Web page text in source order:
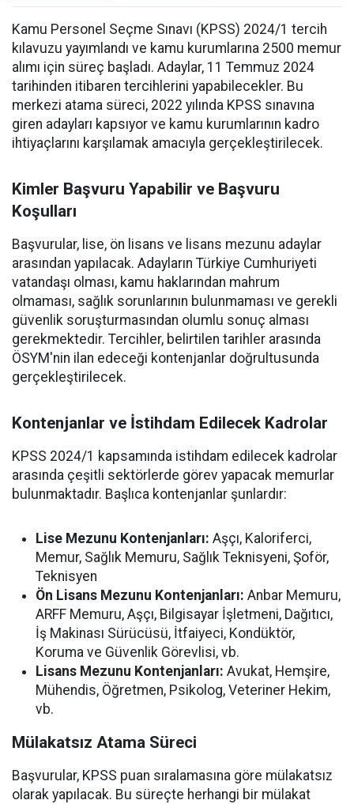
Kamu Personel Seçme Sınavı (KPSS) 2024/1 tercih
kılavuzu yayımlandı ve kamu kurumlarına 2500 memur
alımı için süreç başladı. Adaylar, 11 Temmuz 2024
tarihinden itibaren tercihlerini yapabilecekler. Bu
merkezi atama süreci, 2022 yılında KPSS sınavına
giren adayları kapsıyor ve kamu kurumlarının kadro
ihtiyaçlarını karşılamak amacıyla gerçekleştirilecek.
Kimler Başvuru Yapabilir ve Başvuru
Koşulları
Başvurular, lise, ön lisans ve lisans mezunu adaylar
arasından yapılacak. Adayların Türkiye Cumhuriyeti
vatandaşı olması, kamu haklarından mahrum
olmaması, sağlık sorunlarının bulunmaması ve gerekli
güvenlik soruşturmasından olumlu sonuç alması
gerekmektedir. Tercihler, belirtilen tarihler arasında
ÖSYM'nin ilan edeceği kontenjanlar doğrultusunda
gerçekleştirilecek.
Kontenjanlar ve İstihdam Edilecek Kadrolar
KPSS 2024/1 kapsamında istihdam edilecek kadrolar
arasında çeşitli sektörlerde görev yapacak memurlar
bulunmaktadır. Başlıca kontenjanlar şunlardır:
Lise Mezunu Kontenjanları: Aşçı, Kaloriferci,
Memur, Sağlık Memuru, Sağlık Teknisyeni, Şoför,
Teknisyen
Ön Lisans Mezunu Kontenjanları: Anbar Memuru,
ARFF Memuru, Aşçı, Bilgisayar İşletmeni, Dağıtıcı,
İş Makinası Sürücüsü, İtfaiyeci, Kondüktör,
Koruma ve Güvenlik Görevlisi, vb.
Lisans Mezunu Kontenjanları: Avukat, Hemşire,
Mühendis, Öğretmen, Psikolog, Veteriner Hekim,
vb.
Mülakatsız Atama Süreci
Başvurular, KPSS puan sıralamasına göre mülakatsız
olarak yapılacak. Bu süreçte herhangi bir mülakat